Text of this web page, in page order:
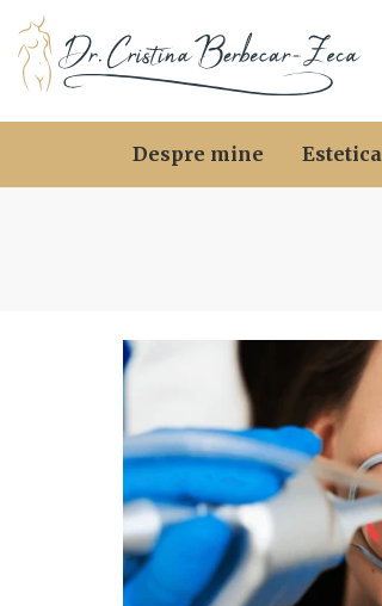
Despre mine Estetica